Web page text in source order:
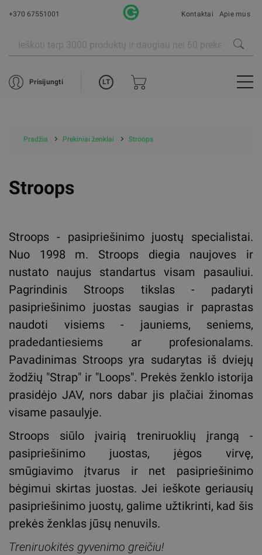
+370 67551001 Kontaktai Apie mus
Prisijungti LT
Pradžia Prekiniai ženklai Stroops
Stroops
Stroops - pasipriešinimo juostų specialistai.
Nuo 1998 m. Stroops diegia naujoves ir
nustato naujus standartus visam pasauliui.
Pagrindinis Stroops tikslas - padaryti
pasipriešinimo juostas saugias ir paprastas
naudoti visiems - jauniems, seniems,
pradedantiesiems ar profesionalams.
Pavadinimas Stroops yra sudarytas iš dviejų
žodžių "Strap" ir "Loops". Prekės ženklo istorija
prasidėjo JAV, nors dabar jis plačiai žinomas
visame pasaulyje.
Stroops siūlo įvairią treniruoklių įrangą -
pasipriešinimo juostas, jėgos virvę,
smūgiavimo įtvarus ir net pasipriešinimo
bėgimui skirtas juostas. Jei ieškote geriausių
pasipriešinimo juostų, galime užtikrinti, kad šis
prekės ženklas jūsų nenuvils.
Treniruokitės gyvenimo greičiu!